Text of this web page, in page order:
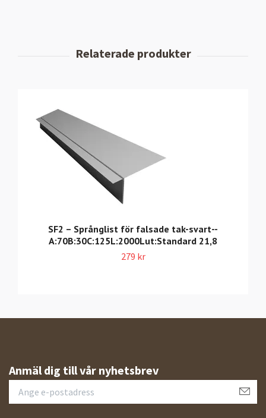
SF2 – Språnglist för falsade tak-svart--
A:70B:30C:125L:2000Lut:Standard 21,8
279 kr
Anmäl dig till vår nyhetsbrev